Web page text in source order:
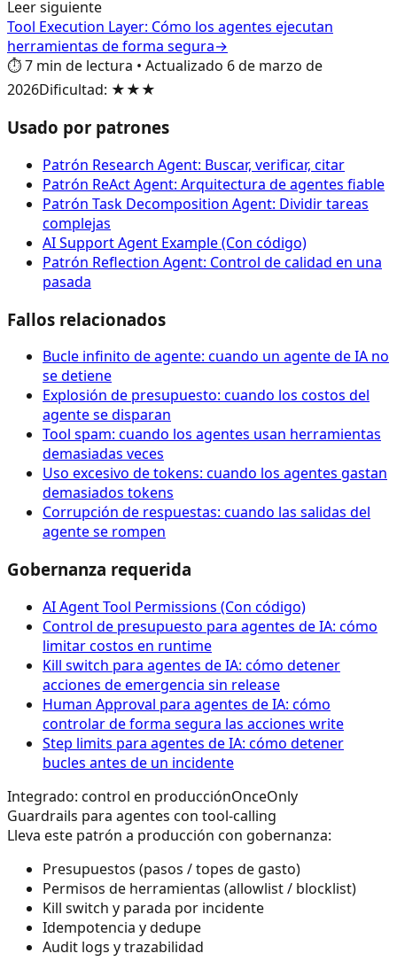
Leer siguiente
Tool Execution Layer: Cómo los agentes ejecutan
herramientas de forma segura→
⏱️7 min de lectura • Actualizado 6 de marzo de
2026Dificultad: ★★★
Usado por patrones
Patrón Research Agent: Buscar, verificar, citar
Patrón ReAct Agent: Arquitectura de agentes fiable
Patrón Task Decomposition Agent: Dividir tareas
complejas
AI Support Agent Example (Con código)
Patrón Reflection Agent: Control de calidad en una
pasada
Fallos relacionados
Bucle infinito de agente: cuando un agente de IA no
se detiene
Explosión de presupuesto: cuando los costos del
agente se disparan
Tool spam: cuando los agentes usan herramientas
demasiadas veces
Uso excesivo de tokens: cuando los agentes gastan
demasiados tokens
Corrupción de respuestas: cuando las salidas del
agente se rompen
Gobernanza requerida
AI Agent Tool Permissions (Con código)
Control de presupuesto para agentes de IA: cómo
limitar costos en runtime
Kill switch para agentes de IA: cómo detener
acciones de emergencia sin release
Human Approval para agentes de IA: cómo
controlar de forma segura las acciones write
Step limits para agentes de IA: cómo detener
bucles antes de un incidente
Integrado: control en producciónOnceOnly
Guardrails para agentes con tool-calling
Lleva este patrón a producción con gobernanza:
Presupuestos (pasos / topes de gasto)
Permisos de herramientas (allowlist / blocklist)
Kill switch y parada por incidente
Idempotencia y dedupe
Audit logs y trazabilidad